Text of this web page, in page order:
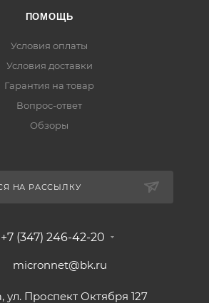
ПОМОЩЬ
Условия оплаты
Условия доставки
Гарантия на товар
Вопрос-ответ
Обзоры
НА РАССЫЛКУ
+7 (347) 246-42-20
micronnet@bk.ru
ул. Проспект Октября 127